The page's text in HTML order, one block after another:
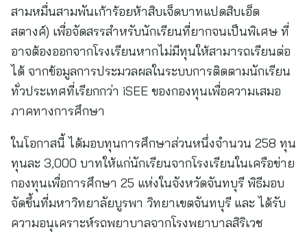
สามหมื่นสามพันเก้าร้อยห้าสิบเจ็ดบาทแปดสิบเอ็ด
สตางค์) เพื่อจัดสรรสำหรับนักเรียนที่ยากจนเป็นพิเศษ ที่
อาจต้องออกจากโรงเรียนหากไม่มีทุนให้สามารถเรียนต่อ
ได้ จากข้อมูลการประมวลผลในระบบการติดตามนักเรียน
ทั่วประเทศที่เรียกกว่า iSEE ของกองทุนเพื่อความเสมอ
ภาคทางการศึกษา
ในโอกาสนี้ ได้มอบทุนการศึกษาส่วนหนึ่งจำนวน 258 ทุน
ทุนละ 3,000 บาทให้แก่นักเรียนจากโรงเรียนในเครือข่าย
กองทุนเพื่อการศึกษา 25 แห่งในจังหวัดจันทบุรี พิธีมอบ
จัดขึ้นที่มหาวิทยาลัยบูรพา วิทยาเขตจันทบุรี และ ได้รับ
ความอนุเคราะห์รถพยาบาลจากโรงพยาบาลสิริเวช